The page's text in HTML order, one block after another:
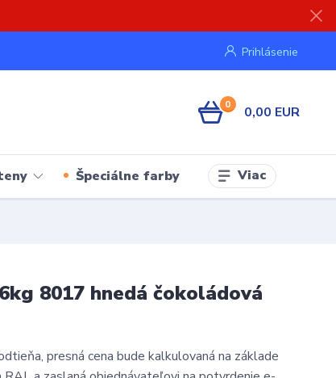
Prihlásenie
0 0,00 EUR
Špeciálne farby Viac
8017 hnedá čokoládová
presná cena bude kalkulovaná na základe